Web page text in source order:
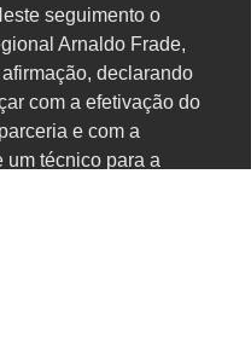
seguimento o
Arnaldo Frade,
declarando
com a efetivação do
e com a
um técnico para a